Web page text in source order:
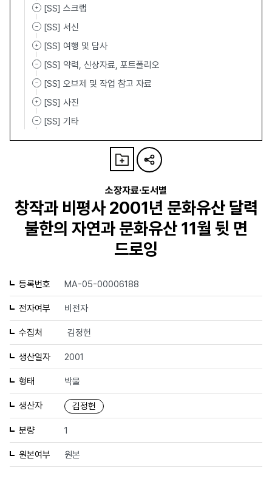
[SS] 스크랩
[SS] 서신
[SS] 여행 및 답사
[SS] 약력, 신상자료, 포트폴리오
[SS] 오브제 및 작업 참고 자료
[SS] 사진
[SS] 기타
소장자료·도서별
창작과 비평사 2001년 문화유산 달력
불한의 자연과 문화유산 11월 뒷 면
드로잉
등록번호 MA-05-00006188
전자여부 비전자
수집처 김정헌
생산일자 2001
형태 박물
생산자 김정헌
분량 1
원본여부 원본